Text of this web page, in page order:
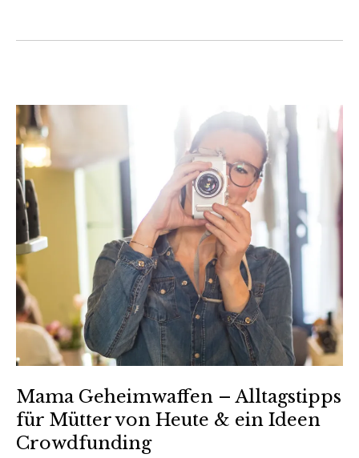
Mama Geheimwaffen – Alltagstipps
für Mütter von Heute & ein Ideen
Crowdfunding